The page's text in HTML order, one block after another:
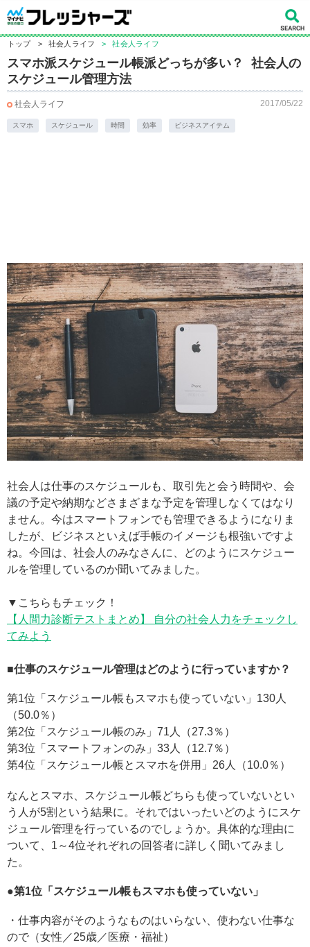
トップ > 社会人ライフ > 社会人ライフ
スマホ派スケジュール帳派どっちが多い？ 社会人の
スケジュール管理方法
社会人ライフ 2017/05/22
スマホ スケジュール 時間 効率 ビジネスアイテム
社会人は仕事のスケジュールも、取引先と会う時間や、会
議の予定や納期などさまざまな予定を管理しなくてはなり
ません。今はスマートフォンでも管理できるようになりま
したが、ビジネスといえば手帳のイメージも根強いですよ
ね。今回は、社会人のみなさんに、どのようにスケジュー
ルを管理しているのか聞いてみました。
▼こちらもチェック！
【人間力診断テストまとめ】 自分の社会人力をチェックし
てみよう
■仕事のスケジュール管理はどのように行っていますか？
第1位「スケジュール帳もスマホも使っていない」130人
（50.0％）
第2位「スケジュール帳のみ」71人（27.3％）
第3位「スマートフォンのみ」33人（12.7％）
第4位「スケジュール帳とスマホを併用」26人（10.0％）
なんとスマホ、スケジュール帳どちらも使っていないとい
う人が5割という結果に。それではいったいどのようにスケ
ジュール管理を行っているのでしょうか。具体的な理由に
ついて、1～4位それぞれの回答者に詳しく聞いてみまし
た。
●第1位「スケジュール帳もスマホも使っていない」
・仕事内容がそのようなものはいらない、使わない仕事な
ので（女性／25歳／医療・福祉）